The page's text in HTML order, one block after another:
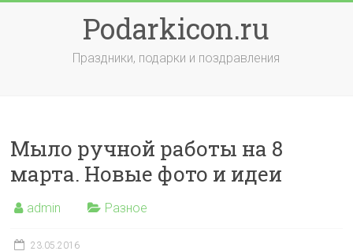
Podarkicon.ru
Праздники, подарки и поздравления
Мыло ручной работы на 8
марта. Новые фото и идеи
admin Разное
23.05.2016